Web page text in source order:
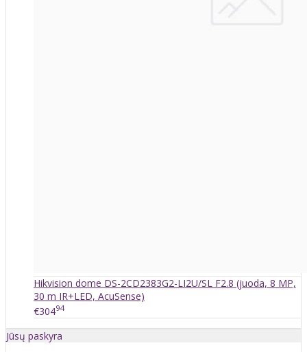
Hikvision dome DS-2CD2383G2-LI2U/SL F2.8 (juoda, 8 MP,
30 m IR+LED, AcuSense)
€30494
Jūsų paskyra